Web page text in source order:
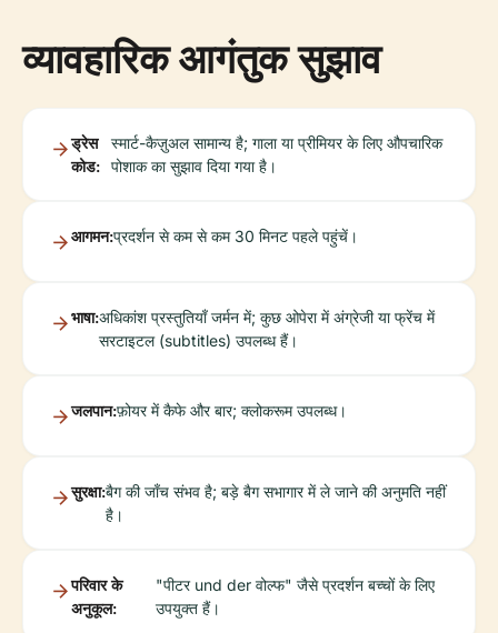
व्यावहारिक आगंतुक सुझाव
ड्रेस
कोड:
स्मार्ट-कैज़ुअल सामान्य है; गाला या प्रीमियर के लिए औपचारिक
पोशाक का सुझाव दिया गया है।
आगमन:प्रदर्शन से कम से कम 30 मिनट पहले पहुंचें।
भाषा:अधिकांश प्रस्तुतियाँ जर्मन में; कुछ ओपेरा में अंग्रेजी या फ्रेंच में
सरटाइटल (subtitles) उपलब्ध हैं।
जलपान:फ़ोयर में कैफे और बार; क्लोकरूम उपलब्ध।
सुरक्षा:बैग की जाँच संभव है; बड़े बैग सभागार में ले जाने की अनुमति नहीं
है।
परिवार के
अनुकूल:
"पीटर und der वोल्फ" जैसे प्रदर्शन बच्चों के लिए
उपयुक्त हैं।